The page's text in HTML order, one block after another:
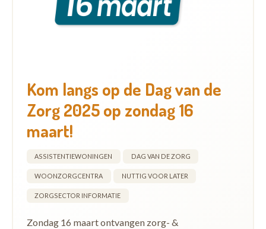
Kom langs op de Dag van de
Zorg 2025 op zondag 16
maart!
ASSISTENTIEWONINGEN DAG VAN DE ZORG
WOONZORGCENTRA NUTTIG VOOR LATER
ZORGSECTOR INFORMATIE
Zondag 16 maart ontvangen zorg- &